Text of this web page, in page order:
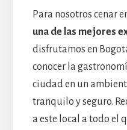
Para nosotros cenar
una de las mejores
disfrutamos en
conocer la
ciudad en un
tranquilo y seguro.
a este local a todo el